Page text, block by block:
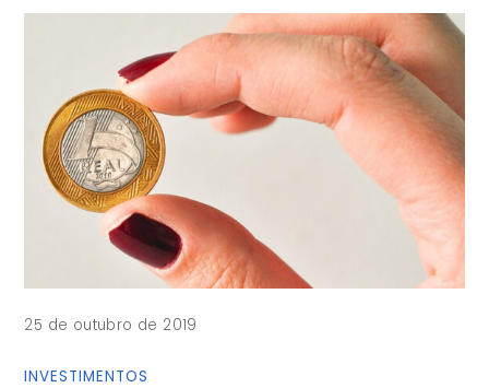
25 de outubro de 2019
INVESTIMENTOS